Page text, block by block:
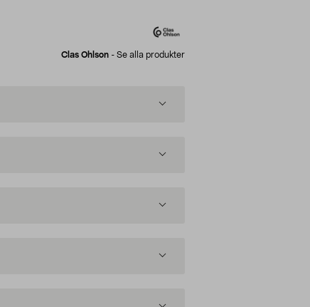
Clas Ohlson - Se alla produkter